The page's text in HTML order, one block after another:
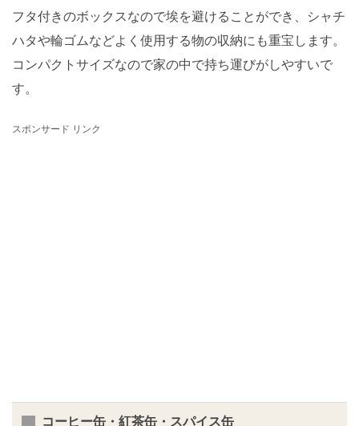
フタ付きのボックスなので埃を避けることができ、シャチ
ハタや輪ゴムなどよく使用する物の収納にも重宝します。
コンパクトサイズなので家の中で持ち運びがしやすいで
す。
スポンサード リンク
コーヒー缶・紅茶缶・スパイス缶